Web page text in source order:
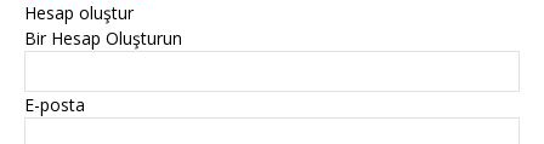
Hesap oluştur
Bir Hesap Oluşturun
E-posta